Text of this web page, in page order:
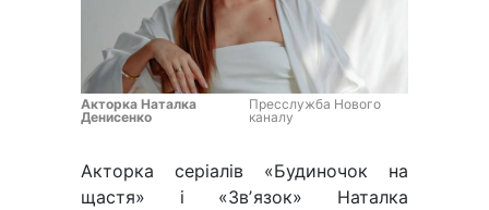
Акторка Наталка
Денисенко
Пресслужба Нового
каналу
Акторка серіалів «Будиночок на
щастя» і «Звʼязок» Наталка